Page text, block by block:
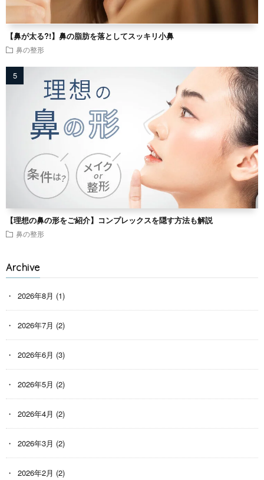
【鼻が太る?!】鼻の脂肪を落としてスッキリ小鼻
鼻の整形
【理想の鼻の形をご紹介】コンプレックスを隠す方法も解説
鼻の整形
Archive
2026年8月 (1)
2026年7月 (2)
2026年6月 (3)
2026年5月 (2)
2026年4月 (2)
2026年3月 (2)
2026年2月 (2)